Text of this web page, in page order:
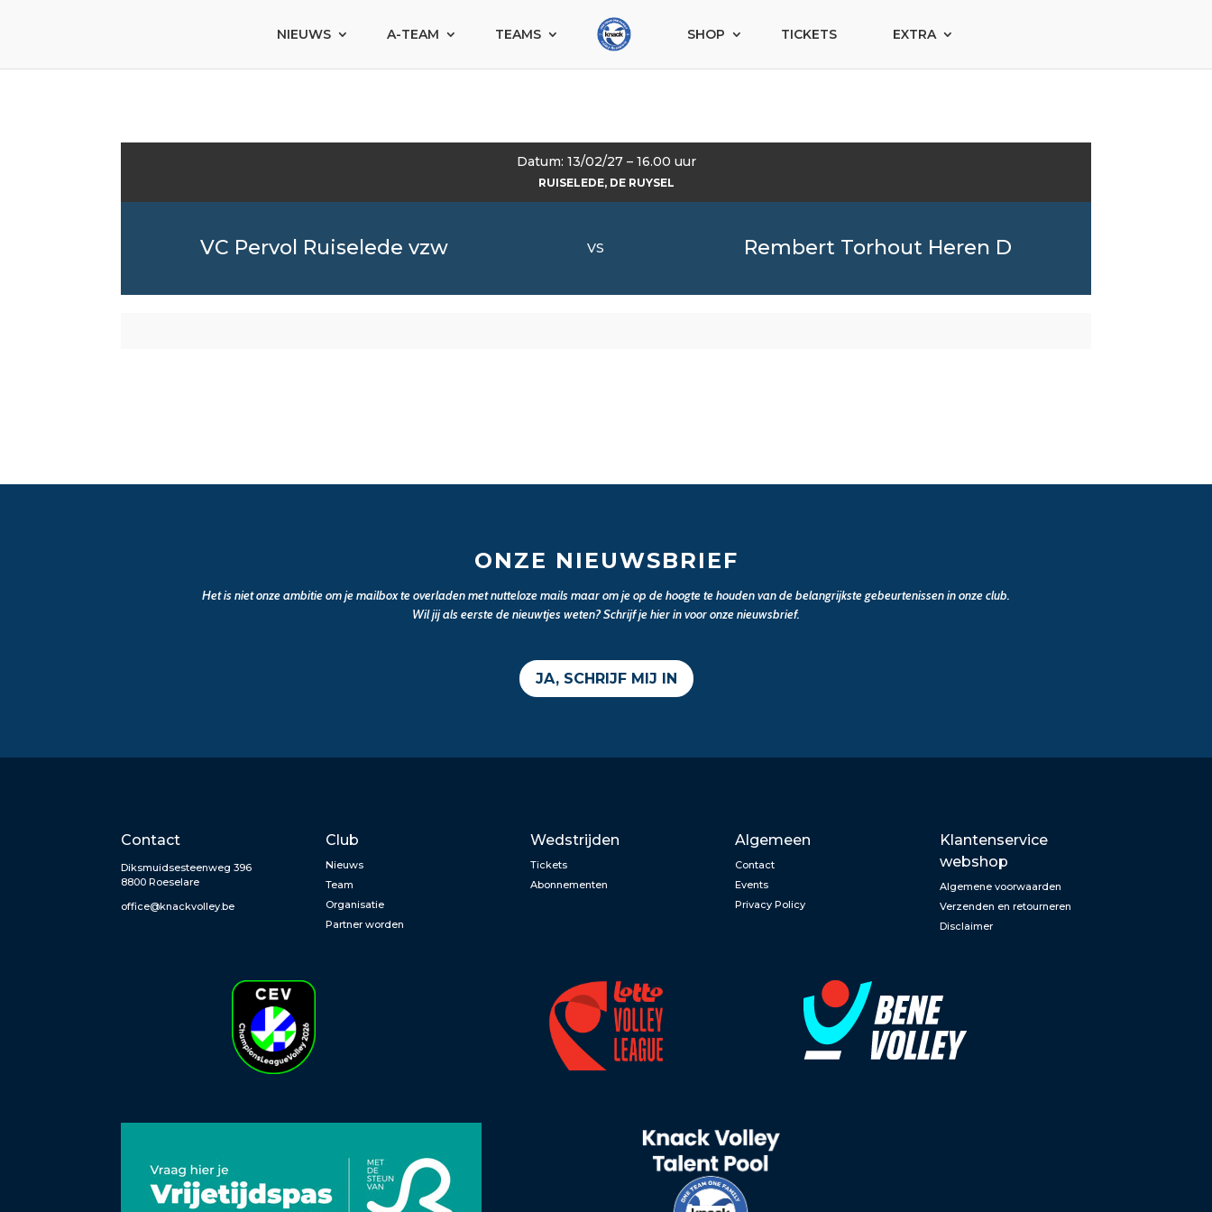
NIEUWS A-TEAM TEAMS SHOP TICKETS EXTRA
Datum: 13/02/27 – 16.00 uur
RUISELEDE, DE RUYSEL
VC Pervol Ruiselede vzw VS Rembert Torhout Heren D
ONZE NIEUWSBRIEF
Het is niet onze ambitie om je mailbox te overladen met nutteloze mails maar om je op de hoogte te houden van de belangrijkste gebeurtenissen in onze club.
Wil jij als eerste de nieuwtjes weten? Schrijf je hier in voor onze nieuwsbrief.
JA, SCHRIJF MIJ IN
Contact
Diksmuidsesteenweg 396
8800 Roeselare
office@knackvolley.be
Club
Nieuws
Team
Organisatie
Partner worden
Wedstrijden
Tickets
Abonnementen
Algemeen
Contact
Events
Privacy Policy
Klantenservice
webshop
Algemene voorwaarden
Verzenden en retourneren
Disclaimer